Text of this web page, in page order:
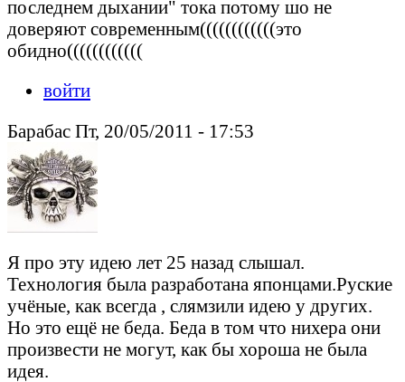
последнем дыхании" тока потому шо не
доверяют современным((((((((((((это
обидно((((((((((((
войти
Барабас Пт, 20/05/2011 - 17:53
Я про эту идею лет 25 назад слышал.
Технология была разработана японцами.Руские
учёные, как всегда , слямзили идею у других.
Но это ещё не беда. Беда в том что нихера они
произвести не могут, как бы хороша не была
идея.